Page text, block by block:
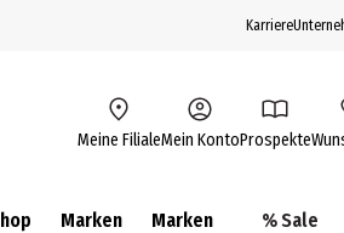
Karriere
Meine FilialeMein KontoProspekte
Marken Marken % Sale